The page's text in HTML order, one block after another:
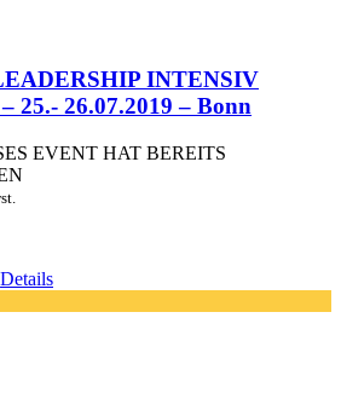
INTENSIV
25.- 26.07.2019 – Bonn
EVENT HAT BEREITS
Details